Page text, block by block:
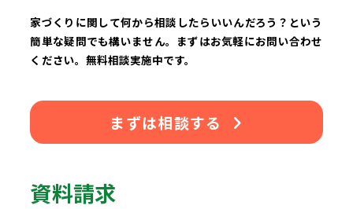
家づくりに関して何から相談したらいいんだろう？という
簡単な疑問でも構いません。まずはお気軽にお問い合わせ
ください。無料相談実施中です。
まずは相談する
資料請求